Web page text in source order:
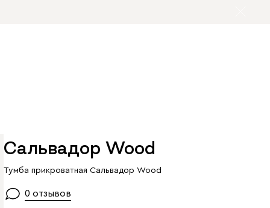
Сальвадор Wood
Тумба прикроватная Сальвадор Wood
0 отзывов